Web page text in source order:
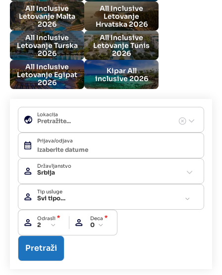
All Inclusive
Letovanje Malta
2026
All Inclusive
Letovanje
Hrvatska 2026
All Inclusive
Letovanje Turska
2026
All Inclusive
Letovanje Tunis
2026
All Inclusive
Letovanje Egipat
2026
Kipar All
inclusive 2026
Lokacija
Prijava/odjava
Državljanstvo
Srbija
Tip usluge
Svi tipovi usluga
Odrasli
2
Deca
0